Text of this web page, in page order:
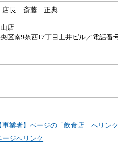
店長 斎藤 正典
店
区南9条西17丁目土井ビル／電話番
業者】ページの「飲食店」へリンク
ジへリンク